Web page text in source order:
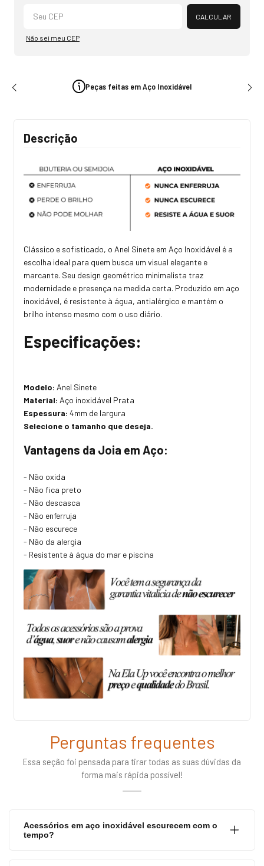
Alterar CEP
CALCULAR
Não sei meu CEP
Peças feitas em Aço Inoxidável
Descrição
Clássico e sofisticado, o Anel Sinete em Aço Inoxidável é a
escolha ideal para quem busca um visual elegante e
marcante. Seu design geométrico minimalista traz
modernidade e presença na medida certa. Produzido em aço
inoxidável, é resistente à água, antialérgico e mantém o
brilho intenso mesmo com o uso diário.
Especificações:
Modelo: Anel Sinete
Material: Aço inoxidável Prata
Espessura: 4mm de largura
Selecione o tamanho que deseja.
Vantagens da Joia em Aço:
- Não oxida
- Não fica preto
- Não descasca
- Não enferruja
- Não escurece
- Não da alergia
- Resistente à água do mar e piscina
Perguntas frequentes
Essa seção foi pensada para tirar todas as suas dúvidas da
forma mais rápida possível!
Acessórios em aço inoxidável escurecem com o
tempo?